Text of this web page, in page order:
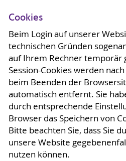
Cookies
Beim Login auf unserer
technischen Gründen
auf Ihrem Rechner temporär
Session-Cookies werden
beim Beenden der
automatisch entfernt. Sie
durch entsprechende
Browser das Speichern von
Bitte beachten Sie, dass Sie
unsere Website
nutzen können.